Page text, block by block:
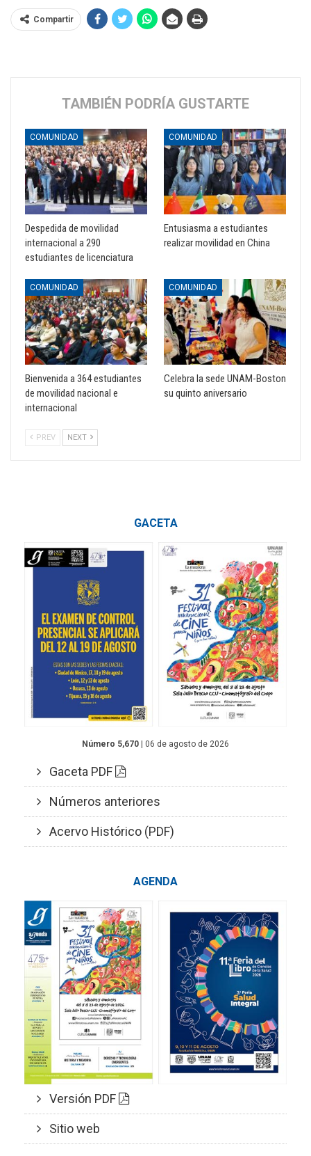
Compartir
TAMBIÉN PODRÍA GUSTARTE
COMUNIDAD
Despedida de movilidad
internacional a 290
estudiantes de licenciatura
COMUNIDAD
Entusiasma a estudiantes
realizar movilidad en China
COMUNIDAD
Bienvenida a 364 estudiantes
de movilidad nacional e
internacional
COMUNIDAD
Celebra la sede UNAM-Boston
su quinto aniversario
PREV NEXT
GACETA
Número 5,670 | 06 de agosto de 2026
Gaceta PDF
Números anteriores
Acervo Histórico (PDF)
AGENDA
Versión PDF
Sitio web